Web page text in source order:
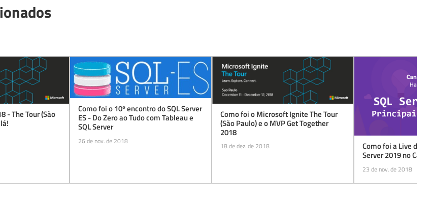
- The Tour (São Como foi o 10º encontro do SQL Server
ES - Do Zero ao Tudo com Tableau e
SQL Server
26 de nov. de 2018
Como foi o Microsoft Ignite The Tour
(São Paulo) e o MVP Get Together
2018
18 de dez. de 2018 Como foi a Live de
Server 2019 no
23 de nov. de 2018